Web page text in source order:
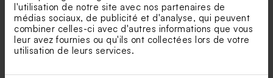
l'utilisation de notre site avec nos partenaires de
médias sociaux, de publicité et d'analyse, qui peuvent
combiner celles-ci avec d'autres informations que vous
leur avez fournies ou qu'ils ont collectées lors de votre
utilisation de leurs services.
communion superposition
de prénom
minimaliste